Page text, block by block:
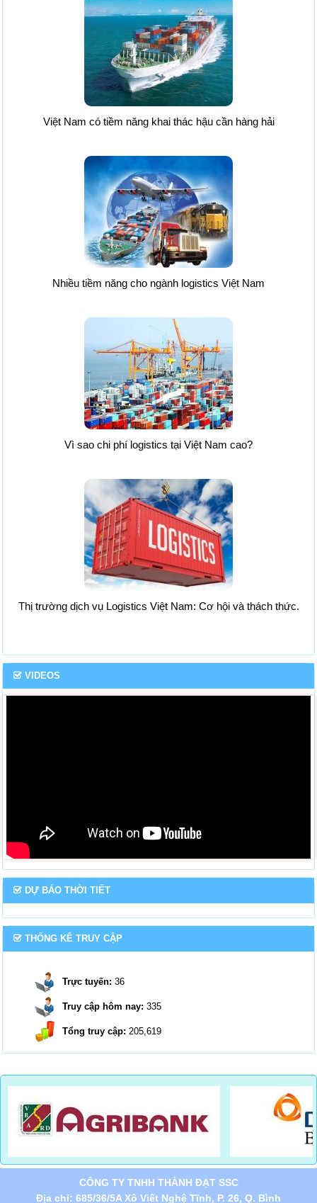
Việt Nam có tiềm năng khai thác hậu cần hàng hải
Nhiều tiềm năng cho ngành logistics Việt Nam
Vì sao chi phí logistics tại Việt Nam cao?
Thị trường dịch vụ Logistics Việt Nam: Cơ hội và thách thức.
VIDEOS
DỰ BÁO THỜI TIẾT
THỐNG KÊ TRUY CẬP
Trực tuyến: 36
Truy cập hôm nay: 335
Tổng truy cập: 205,619
CÔNG TY TNHH THÀNH ĐẠT SSC
Địa chỉ: 685/36/5A Xô Viết Nghệ Tĩnh, P. 26, Q. Bình